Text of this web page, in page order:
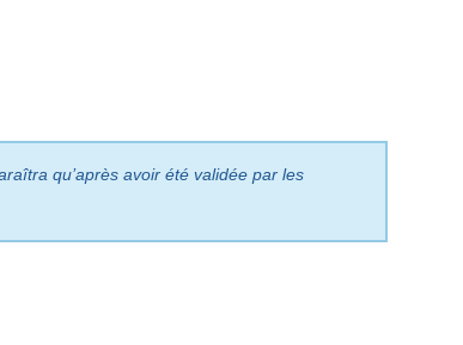
qu’après avoir été validée par les